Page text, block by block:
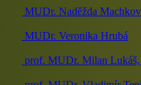
MUDr. Naděžda
MUDr. Veronika Hrubá
prof. MUDr. Milan